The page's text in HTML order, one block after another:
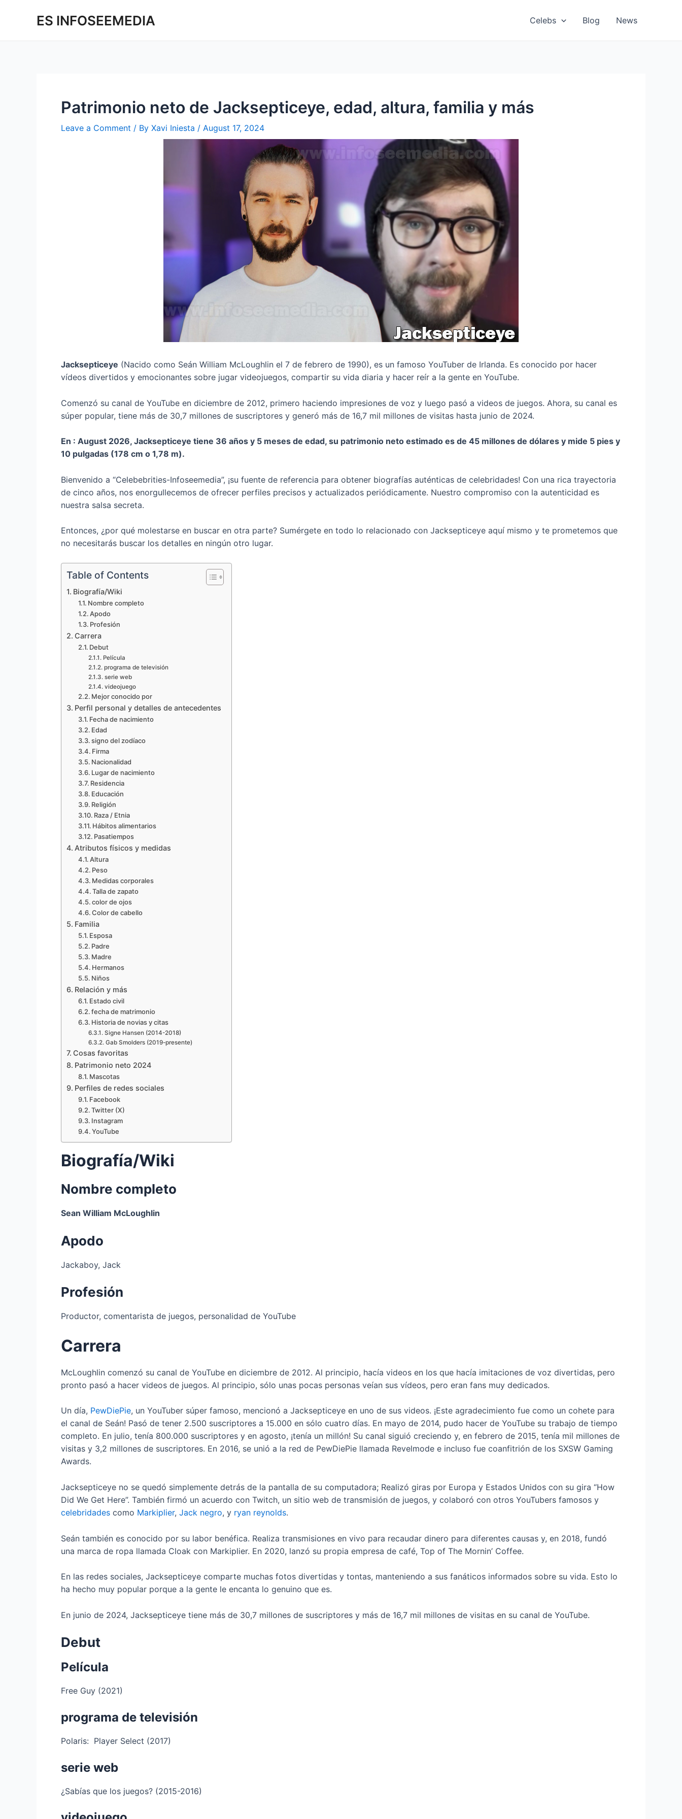
ES INFOSEEMEDIA Celebs Blog News
Patrimonio neto de Jacksepticeye, edad, altura, familia y más
Leave a Comment / By Xavi Iniesta / August 17, 2024
Jacksepticeye (Nacido como Seán William McLoughlin el 7 de febrero de 1990), es un famoso YouTuber de Irlanda. Es conocido por hacer
vídeos divertidos y emocionantes sobre jugar videojuegos, compartir su vida diaria y hacer reír a la gente en YouTube.
Comenzó su canal de YouTube en diciembre de 2012, primero haciendo impresiones de voz y luego pasó a videos de juegos. Ahora, su canal es
súper popular, tiene más de 30,7 millones de suscriptores y generó más de 16,7 mil millones de visitas hasta junio de 2024.
En : August 2026, Jacksepticeye tiene 36 años y 5 meses de edad, su patrimonio neto estimado es de 45 millones de dólares y mide 5 pies y
10 pulgadas (178 cm o 1,78 m).
Bienvenido a “Celebebrities-Infoseemedia”, ¡su fuente de referencia para obtener biografías auténticas de celebridades! Con una rica trayectoria
de cinco años, nos enorgullecemos de ofrecer perfiles precisos y actualizados periódicamente. Nuestro compromiso con la autenticidad es
nuestra salsa secreta.
Entonces, ¿por qué molestarse en buscar en otra parte? Sumérgete en todo lo relacionado con Jacksepticeye aquí mismo y te prometemos que
no necesitarás buscar los detalles en ningún otro lugar.
Table of Contents
Biografía/Wiki
Nombre completo
Apodo
Profesión
Carrera
Debut
Película
programa de televisión
serie web
videojuego
Mejor conocido por
Perfil personal y detalles de antecedentes
Fecha de nacimiento
Edad
signo del zodíaco
Firma
Nacionalidad
Lugar de nacimiento
Residencia
Educación
Religión
Raza / Etnia
Hábitos alimentarios
Pasatiempos
Atributos físicos y medidas
Altura
Peso
Medidas corporales
Talla de zapato
color de ojos
Color de cabello
Familia
Esposa
Padre
Madre
Hermanos
Niños
Relación y más
Estado civil
fecha de matrimonio
Historia de novias y citas
Signe Hansen (2014-2018)
Gab Smolders (2019-presente)
Cosas favoritas
Patrimonio neto 2024
Mascotas
Perfiles de redes sociales
Facebook
Twitter (X)
Instagram
YouTube
Biografía/Wiki
Nombre completo
Sean William McLoughlin
Apodo
Jackaboy, Jack
Profesión
Productor, comentarista de juegos, personalidad de YouTube
Carrera
McLoughlin comenzó su canal de YouTube en diciembre de 2012. Al principio, hacía videos en los que hacía imitaciones de voz divertidas, pero
pronto pasó a hacer videos de juegos. Al principio, sólo unas pocas personas veían sus vídeos, pero eran fans muy dedicados.
Un día, PewDiePie, un YouTuber súper famoso, mencionó a Jacksepticeye en uno de sus videos. ¡Este agradecimiento fue como un cohete para
el canal de Seán! Pasó de tener 2.500 suscriptores a 15.000 en sólo cuatro días. En mayo de 2014, pudo hacer de YouTube su trabajo de tiempo
completo. En julio, tenía 800.000 suscriptores y en agosto, ¡tenía un millón! Su canal siguió creciendo y, en febrero de 2015, tenía mil millones de
visitas y 3,2 millones de suscriptores. En 2016, se unió a la red de PewDiePie llamada Revelmode e incluso fue coanfitrión de los SXSW Gaming
Awards.
Jacksepticeye no se quedó simplemente detrás de la pantalla de su computadora; Realizó giras por Europa y Estados Unidos con su gira “How
Did We Get Here”. También firmó un acuerdo con Twitch, un sitio web de transmisión de juegos, y colaboró ​​con otros YouTubers famosos y
celebridades como Markiplier, Jack negro, y ryan reynolds.
Seán también es conocido por su labor benéfica. Realiza transmisiones en vivo para recaudar dinero para diferentes causas y, en 2018, fundó
una marca de ropa llamada Cloak con Markiplier. En 2020, lanzó su propia empresa de café, Top of The Mornin’ Coffee.
En las redes sociales, Jacksepticeye comparte muchas fotos divertidas y tontas, manteniendo a sus fanáticos informados sobre su vida. Esto lo
ha hecho muy popular porque a la gente le encanta lo genuino que es.
En junio de 2024, Jacksepticeye tiene más de 30,7 millones de suscriptores y más de 16,7 mil millones de visitas en su canal de YouTube.
Debut
Película
Free Guy (2021)
programa de televisión
Polaris: Player Select (2017)
serie web
¿Sabías que los juegos? (2015-2016)
navigation